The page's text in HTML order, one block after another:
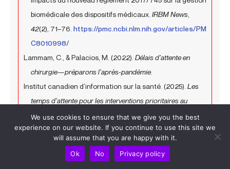
biomédicale des dispositifs médicaux. IRBM News
42(2), 71–76. https://pmc.ncbi.nlm.nih.gov/articles/PM
C8010998/
Lammam, C., & Palacios, M. (2022). Délais d’attente en
chirurgie—préparons l’après-pandémie.
Institut canadien d’information sur la santé. (2025). Les
temps d’attente pour les interventions prioritaires au
Canada, 2025.https://www.cihi.ca/fr/les-temps-datt
ente-pour-les-interventions-prioritaires-au-canada
Médipôle, Hôpital Privé. (n.d.).
Tarifs chirurgie orthopédique
We use cookies to ensure that we give you the best
experience on our website. If you continue to use this site we
will assume that you are happy with it.
Ok
No Privacy policy